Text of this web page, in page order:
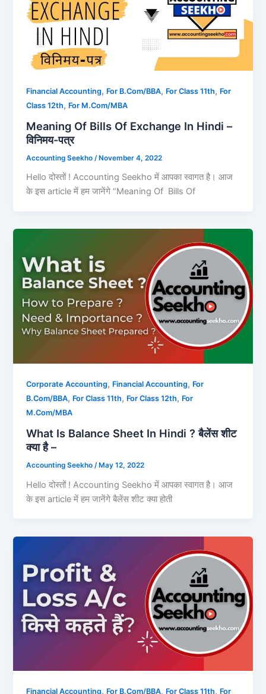
Financial Accounting, For B.Com/BBA, For Class 11th, For
Class 12th, For M.Com/MBA
Meaning Of Bills Of Exchange In Hindi –
विनिमय-पत्र
Accounting Seekho /November 4, 2022
Hello दोस्तों ! Accounting Seekho में आपका स्वागत है। आज
के इस article में हम जानेंगे “Meaning Of Bills Of
Corporate Accounting, Financial Accounting, For
B.Com/BBA, For Class 11th, For Class 12th, For
M.Com/MBA
What Is Balance Sheet In Hindi ? बैलेंस शीट
क्या है –
Accounting Seekho /May 12, 2022
Hello दोस्तों ! Accounting Seekho में आपका स्वागत है। आज
के इस article में हम जानेंगे बैलेंस शीट क्या होती
Financial Accounting, For B.Com/BBA, For Class 11th, For